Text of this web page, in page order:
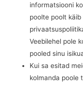
informatsiooni
poolte poolt
Veebilehel pole
pooled sinu
Kui sa esitad
kolmanda poole